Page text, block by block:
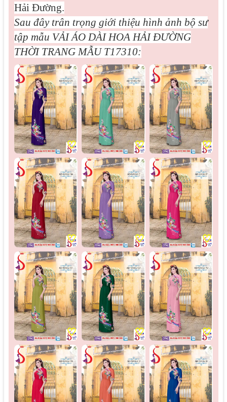
Hải Đường.
Sau đây trân trọng giới thiệu hình ảnh bộ sư
tập mẫu VẢI ÁO DÀI HOA HẢI ĐƯỜNG
THỜI TRANG MẪU T17310:
♡ ♡ ♡
♡ ♡ ♡
♡ ♡ ♡